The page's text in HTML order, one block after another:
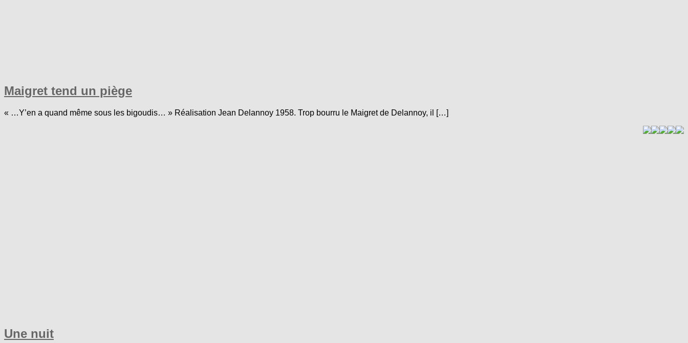
Maigret tend un piège
« …Y’en a quand même sous les bigoudis… » Réalisation Jean Delannoy 1958. Trop bourru le Maigret de Delannoy, il […]
Une nuit